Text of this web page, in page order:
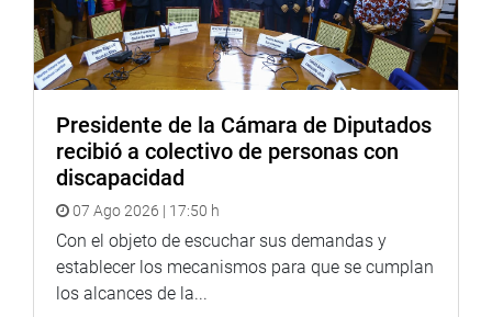
INSTITUCIONAL
Presidente de la Cámara de Diputados
recibió a colectivo de personas con
discapacidad
07 Ago 2026 | 17:50 h
Con el objeto de escuchar sus demandas y
establecer los mecanismos para que se cumplan
los alcances de la...